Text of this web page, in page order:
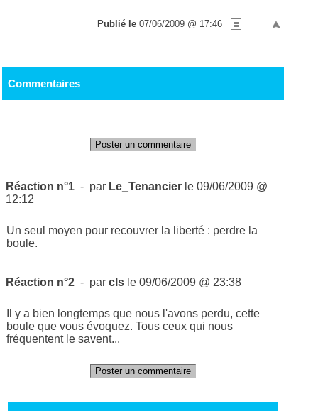
Publié le 07/06/2009 @ 17:46
Commentaires
Poster un commentaire
Réaction n°1 - par Le_Tenancier le 09/06/2009 @
12:12
Un seul moyen pour recouvrer la liberté : perdre la
boule.
Réaction n°2 - parcls le 09/06/2009 @ 23:38
Il y a bien longtemps que nous l'avons perdu, cette
boule que vous évoquez. Tous ceux qui nous
fréquentent le savent...
Poster un commentaire